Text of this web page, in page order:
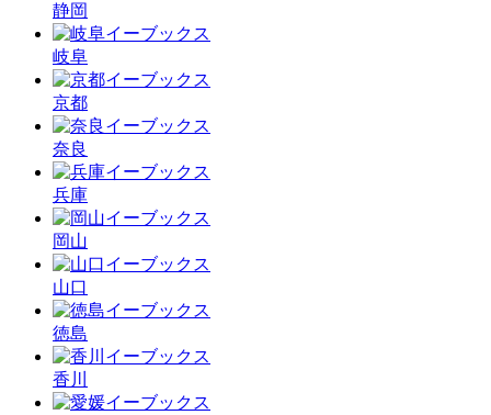
静岡
岐阜
京都
奈良
兵庫
岡山
山口
徳島
香川